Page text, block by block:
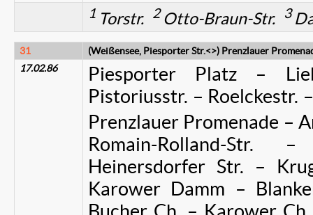
1 Torstr. 2Otto-Braun-Str. 3
31
(Weißensee, Piesporter Str.<>) Prenzlauer
17.02.86
Piesporter Platz –
Pistoriusstr. – Roelckestr.
Prenzlauer Promenade –
Romain-Rolland-
Heinersdorfer Str. –
Karower Damm –